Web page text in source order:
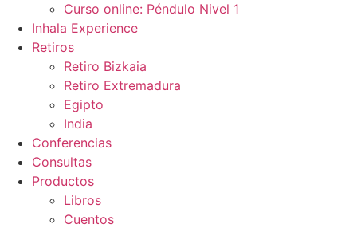
Curso online: Péndulo Nivel 1
Inhala Experience
Retiros
Retiro Bizkaia
Retiro Extremadura
Egipto
India
Conferencias
Consultas
Productos
Libros
Cuentos